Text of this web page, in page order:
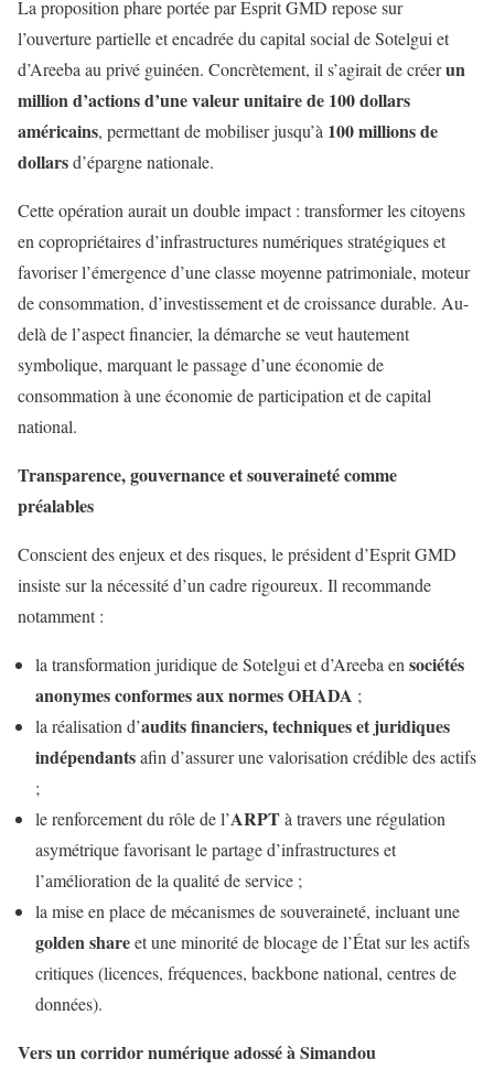
La proposition phare portée par Esprit GMD repose sur
l’ouverture partielle et encadrée du capital social de Sotelgui et
d’Areeba au privé guinéen. Concrètement, il s’agirait de créerun
million d’actions d’une valeur unitaire de 100 dollars
américains, permettant de mobiliser jusqu’à 100 millions de
dollarsd’épargne nationale.
Cette opération aurait un double impact : transformer les citoyens
en copropriétaires d’infrastructures numériques stratégiques et
favoriser l’émergence d’une classe moyenne patrimoniale, moteur
de consommation, d’investissement et de croissance durable. Au-
delà de l’aspect financier, la démarche se veut hautement
symbolique, marquant le passage d’une économie de
consommation à une économie de participation et de capital
national.
Transparence, gouvernance et souveraineté comme
préalables
Conscient des enjeux et des risques, le président d’Esprit GMD
insiste sur la nécessité d’un cadre rigoureux. Il recommande
notamment :
la transformation juridique de Sotelgui et d’Areeba en sociétés
anonymes conformes aux normes OHADA ;
la réalisation d’audits financiers, techniques et juridiques
indépendantsafin d’assurer une valorisation crédible des actifs
;
le renforcement du rôle de l’ARPTà travers une régulation
asymétrique favorisant le partage d’infrastructures et
l’amélioration de la qualité de service ;
la mise en place de mécanismes de souveraineté, incluant une
golden shareet une minorité de blocage de l’État sur les actifs
critiques (licences, fréquences, backbone national, centres de
données).
Vers un corridor numérique adossé à Simandou